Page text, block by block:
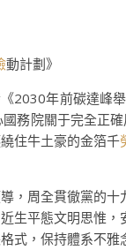
動計劃》
2030年前碳達峰
務院關于完全正
住牛土豪的金箔千
周全貫徹黨的十
生平態文明思惟，
式，保持體系不